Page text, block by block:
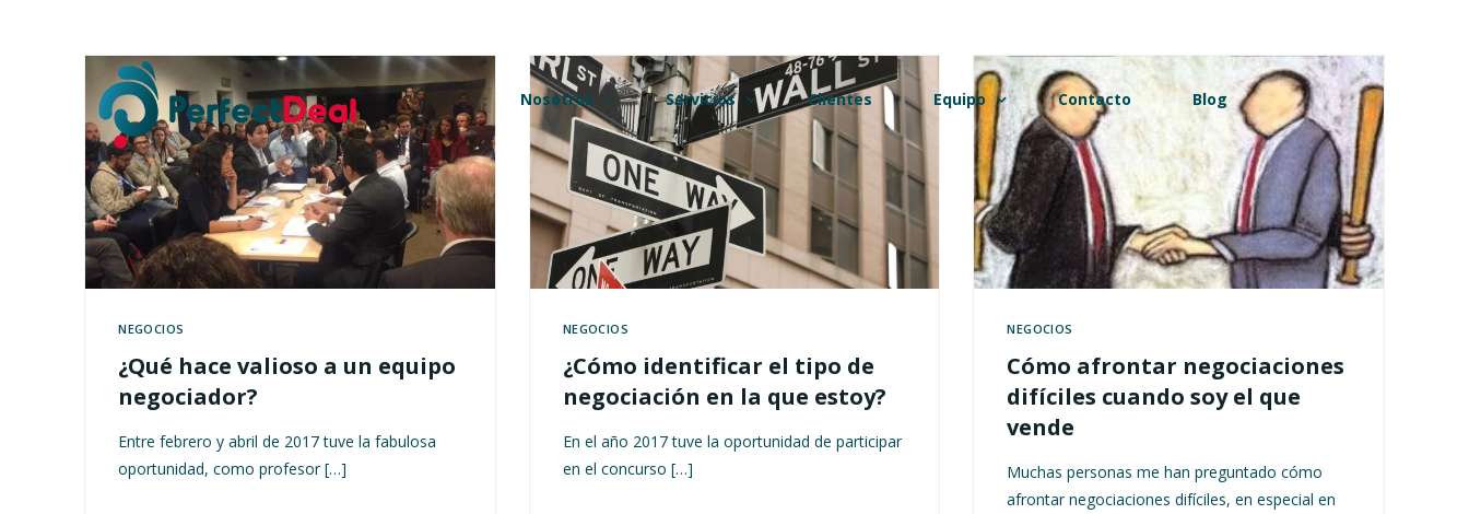
Nosotros
¿Quiénes somos?
Galería de imágenes
Servicios
Talleres
Consultoría
Clientes Equipo
Marco Antonio Azuero
Juan Camilo López
Contacto Blog
NEGOCIOS
¿Qué hace valioso a un equipo
negociador?
Entre febrero y abril de 2017 tuve la fabulosa
oportunidad, como profesor […]
NEGOCIOS
¿Cómo identificar el tipo de
negociación en la que estoy?
En el año 2017 tuve la oportunidad de participar
en el concurso […]
NEGOCIOS
Cómo afrontar negociaciones
difíciles cuando soy el que
vende
Muchas personas me han preguntado cómo
afrontar negociaciones difíciles, en especial en